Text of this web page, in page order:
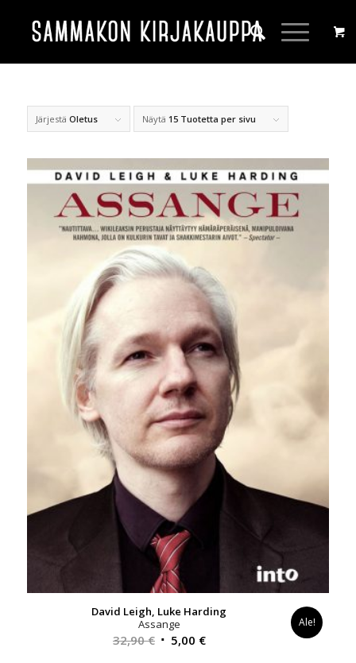
Järjestä Oletus Näytä 15 Tuotetta per sivu
David Leigh, Luke Harding
Assange
32,90€ Alkuperäinen
5,00 €Nykyinen
Ale!